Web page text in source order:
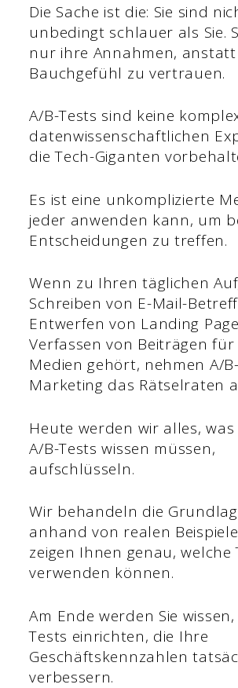
Die Sache ist die: Sie sind
unbedingt schlauer als Sie.
nur ihre Annahmen,
Bauchgefühl zu vertrauen.
A/B-Tests sind keine
datenwissenschaftlichen
die Tech-Giganten
Es ist eine unkomplizierte
jeder anwenden kann, um
Entscheidungen zu treffen.
Wenn zu Ihren täglichen
Schreiben von E-Mail-
Entwerfen von Landing
Verfassen von Beiträgen für
Medien gehört, nehmen A/
Marketing das Rätselraten
Heute werden wir alles, was
A/B-Tests wissen müssen,
aufschlüsseln.
Wir behandeln die
anhand von realen
zeigen Ihnen genau, welche
verwenden können.
Am Ende werden Sie wissen,
Tests einrichten, die Ihre
Geschäftskennzahlen
verbessern.